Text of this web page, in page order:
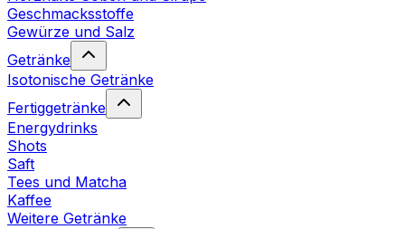
Geschmacksstoffe
Gewürze und Salz
Getränke
Isotonische Getränke
Fertiggetränke
Energydrinks
Shots
Saft
Tees und Matcha
Kaffee
Weitere Getränke